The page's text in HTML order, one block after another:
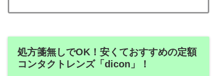
処方箋無しでOK！安くておすすめの定額
コンタクトレンズ「dicon」！